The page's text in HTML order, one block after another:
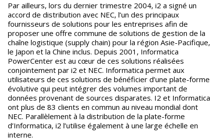
Par ailleurs, lors du dernier trimestre 2004, i2 a signé un
accord de distribution avec NEC, l’un des principaux
fournisseurs de solutions pour les entreprises afin de
proposer une offre commune de solutions de gestion de la
chaîne logistique (supply chain) pour la région Asie-Pacifique,
le Japon et la Chine inclus. Depuis 2001, Informatica
PowerCenter est au cœur de ces solutions réalisées
conjointement par i2 et NEC. Informatica permet aux
utilisateurs de ces solutions de bénéficier d’une plate-forme
évolutive qui peut intégrer des volumes important de
données provenant de sources disparates. I2 et Informatica
ont plus de 83 clients en commun au niveau mondial dont
NEC. Parallèlement à la distribution de la plate-forme
d’Informatica, i2 l’utilise également à une large échelle en
interne.